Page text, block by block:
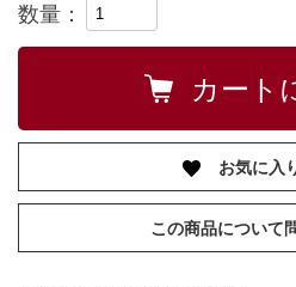
数量：
お気に入
この商品について